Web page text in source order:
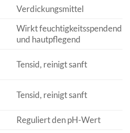
Verdickungsmittel
Wirkt feuchtigkeitsspendend
und hautpflegend
Tensid, reinigt sanft
Tensid, reinigt sanft
Reguliert den pH-Wert